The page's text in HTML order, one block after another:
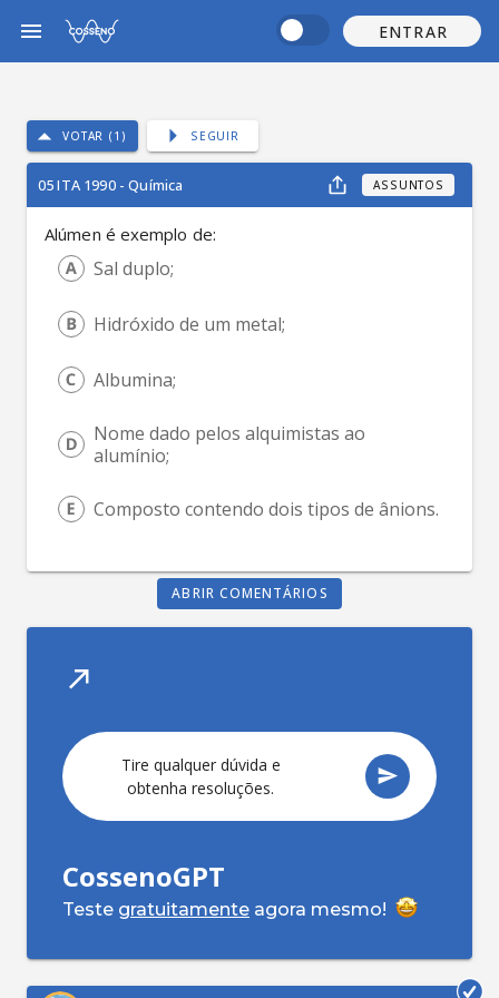
ENTRAR
VOTAR (1) SEGUIR
05 ITA 1990 - Química ASSUNTOS
Alúmen é exemplo de:
Sal duplo;
Hidróxido de um metal;
Albumina;
Nome dado pelos alquimistas ao
alumínio;
Composto contendo dois tipos de ânions.
ABRIR COMENTÁRIOS
Tire qualquer dúvida e
obtenha resoluções.
CossenoGPT
Teste gratuitamente agora mesmo!